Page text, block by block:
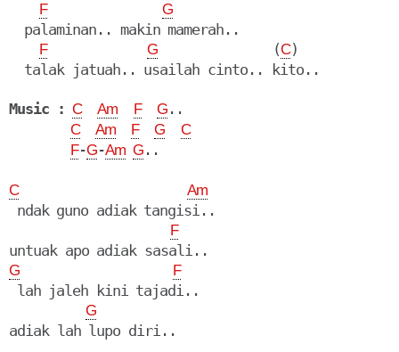
F G
  palaminan.. makin mamerah..
F G
               (
C)
  talak jatuah.. usailah cinto.. kito..
Music : C Am F G..
C Am F G
C
F-G-Am G ..
C Am
ndak guno adiak tangisi..
F
G F
lah jaleh kini tajadi..
G
adiak lah lupo diri..